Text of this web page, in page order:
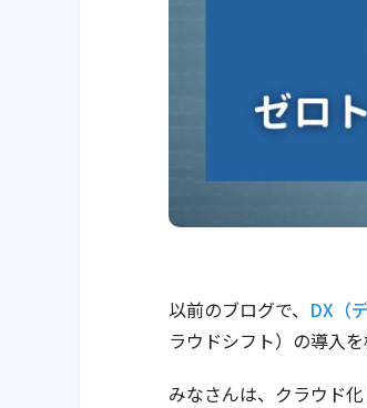
以前のブログで、 DX（
ラウドシフト）の導入
みなさんは、クラウド